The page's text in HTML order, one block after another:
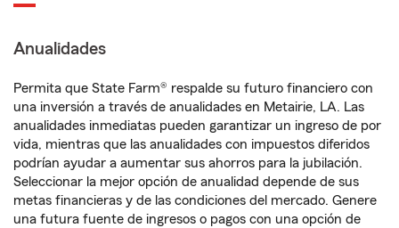
Anualidades
Permita que State Farm® respalde su futuro financiero con
una inversión a través de anualidades en Metairie, LA. Las
anualidades inmediatas pueden garantizar un ingreso de por
vida, mientras que las anualidades con impuestos diferidos
podrían ayudar a aumentar sus ahorros para la jubilación.
Seleccionar la mejor opción de anualidad depende de sus
metas financieras y de las condiciones del mercado. Genere
una futura fuente de ingresos o pagos con una opción de